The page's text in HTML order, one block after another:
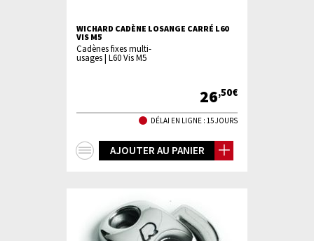
WICHARD CADÈNE LOSANGE CARRÉ L60
VIS M5
Cadènes fixes multi-
usages | L60 Vis M5
26,50€
DÉLAI EN LIGNE : 15 JOURS
AJOUTER AU PANIER